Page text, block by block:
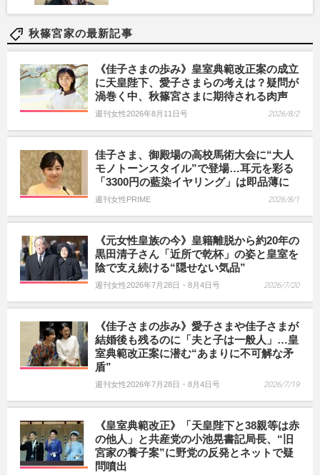
秋篠宮家の最新記事
《佳子さまの歩み》皇室典範改正案の成立
に天皇陛下、愛子さまらの考えは？疑問が
渦巻く中、秋篠宮さまに期待される肉声
週刊女性2026年8月11日号 2026/8/2
佳子さま、御殿場の高校馬術大会に“大人
モノトーンスタイル”で登場…耳元を彩る
「3300円の藍染イヤリング」は即品薄に
週刊女性PRIME 2026/8/1
《元女性皇族の今》皇籍離脱から約20年の
黒田清子さん「近所で乾杯」の姿と皇室を
陰で支え続ける“隠せない気品”
週刊女性2026年7月28日・8月4日号 2026/7/20
《佳子さまの歩み》愛子さまや佳子さまが
結婚後も残るのに「夫と子は一般人」…皇
室典範改正案に潜む“あまりに不可解な矛
盾”
週刊女性2026年7月28日・8月4日号 2026/7/19
《皇室典範改正》「天皇陛下と38親等は赤
の他人」と共産党の小池晃書記局長、“旧
宮家の養子案”に野党の反発とネットで疑
問噴出